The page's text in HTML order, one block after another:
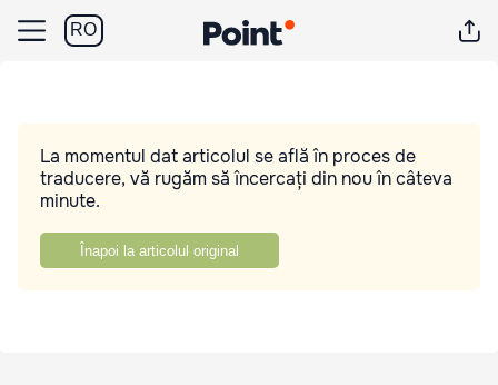
RO
La momentul dat articolul se află în proces de
traducere, vă rugăm să încercați din nou în câteva
minute.
Înapoi la articolul original